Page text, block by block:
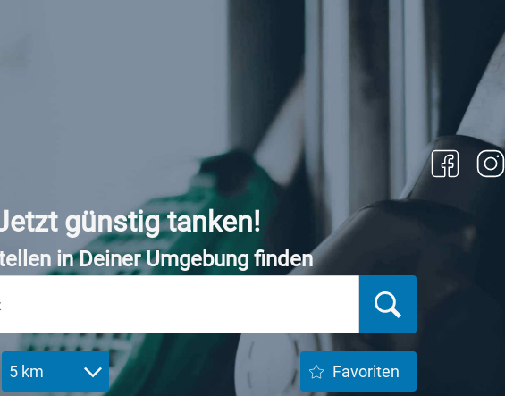
günstig tanken!
in Deiner Umgebung finden
5 km Favoriten